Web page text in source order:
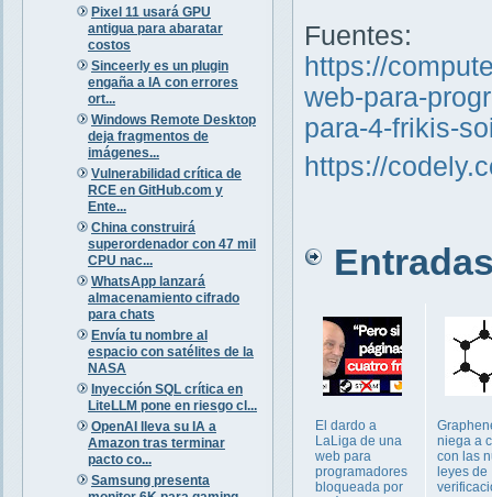
Pixel 11 usará GPU
antigua para abaratar
costos
Sinceerly es un plugin
engaña a IA con errores
ort...
Windows Remote Desktop
deja fragmentos de
imágenes...
Vulnerabilidad crítica de
RCE en GitHub.com y
Ente...
China construirá
superordenador con 47 mil
CPU nac...
WhatsApp lanzará
almacenamiento cifrado
para chats
Envía tu nombre al
espacio con satélites de la
NASA
Inyección SQL crítica en
LiteLLM pone en riesgo cl...
OpenAI lleva su IA a
Amazon tras terminar
pacto co...
Samsung presenta
Fuentes:
https://
web-para-
para-4-frikis-
https://
Entradas
El dardo a
LaLiga de una
web para
programadores
bloqueada por
niega a
con las
leyes de